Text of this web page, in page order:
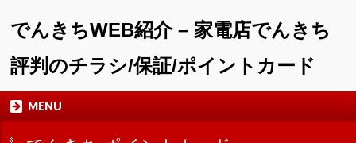
でんきちWEB紹介 – 家電店でんきち
評判のチラシ/保証/ポイントカード
MENU